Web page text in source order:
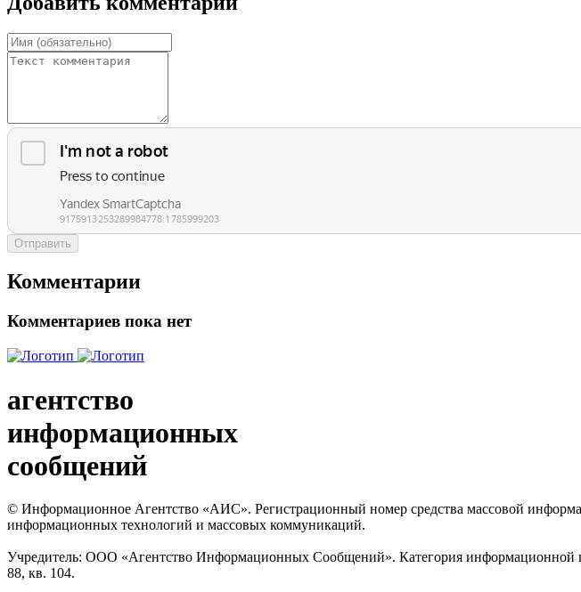
Отправить
Комментарии
Комментариев пока нет
агентство
информационных
сообщений
© Информационное Агентство «АИС». Регистрационный номер средства массовой
информационных технологий и массовых коммуникаций.
Учредитель: ООО «Агентство Информационных Сообщений». Категория информационной
88, кв. 104.